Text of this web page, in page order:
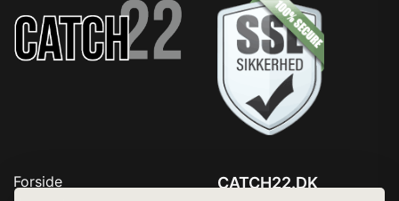
Forside
CATCH22.DK